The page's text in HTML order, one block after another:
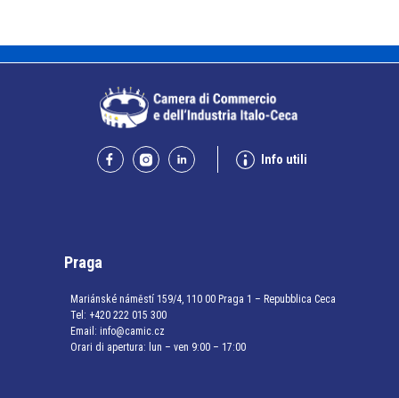
Info utili
Praga
Mariánské náměstí 159/4, 110 00 Praga 1 – Repubblica Ceca
Tel: +420 222 015 300
Email: info@camic.cz
Orari di apertura: lun – ven 9:00 – 17:00